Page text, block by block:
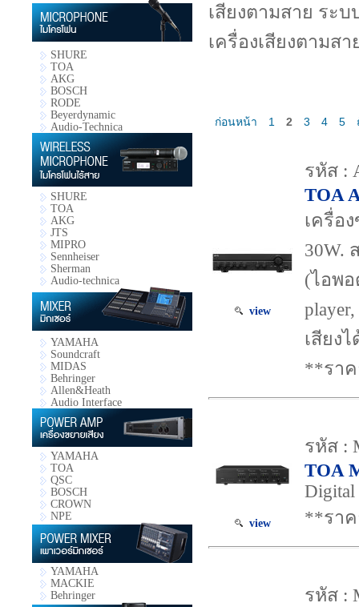
SHURE
TOA
AKG
BOSCH
RODE
Beyerdynamic
Audio-Technica
SHURE
TOA
AKG
JTS
MIPRO
Sennheiser
Sherman
Audio-technica
YAMAHA
Soundcraft
MIDAS
Behringer
Allen&Heath
Audio Interface
YAMAHA
TOA
QSC
BOSCH
CROWN
NPE
YAMAHA
MACKIE
Behringer
เสียงตามสาย ระ
เครื่องเสียงตามสา
ก่อนหน้า 1 2 3 4 5
view
รหัส :
TOA
เครื่อ
30W.
(ไอพอ
เสียงไ
**รา
view
รหัส :
TOA
**รา
รหัส :